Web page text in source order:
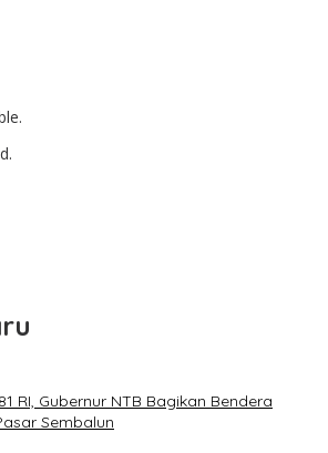
RI, Gubernur NTB Bagikan Bendera
Sembalun